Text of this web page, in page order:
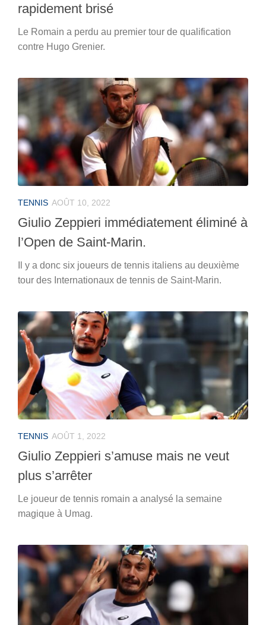
rapidement brisé
Le Romain a perdu au premier tour de qualification
contre Hugo Grenier.
TENNIS AOÛT 10, 2022
Giulio Zeppieri immédiatement éliminé à
l’Open de Saint-Marin.
Il y a donc six joueurs de tennis italiens au deuxième
tour des Internationaux de tennis de Saint-Marin.
TENNIS AOÛT 1, 2022
Giulio Zeppieri s’amuse mais ne veut
plus s’arrêter
Le joueur de tennis romain a analysé la semaine
magique à Umag.